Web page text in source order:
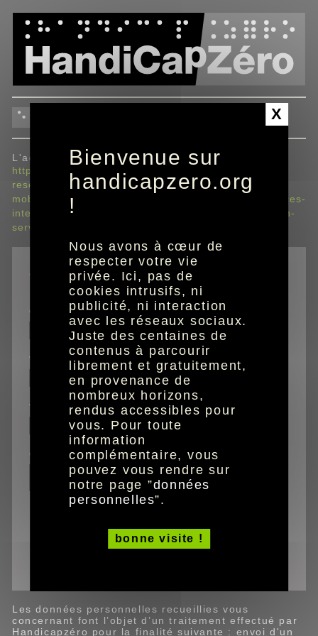
L'adresse envoyée sera :
https://www.handicapzero.org/telephonie/operateurs-
reseau/orange/loffre-mobile/offres-orange-
mobile/conditions-generales-dabonnement-des-services-
internet-et-mobiles/article-7-raccordement-et-mise-en-
service
* champs obligatoires
email de votre ami
votre prénom
votre email
commentaires
Les données personnelles recueillies vous
concernant font l’objet d’un traitement effectué par
Handicapzéro pour la finalité suivante : envoi d'un
X
Bienvenue sur
handicapzero.org
!
Nous avons à cœur de
respecter votre vie
privée. Ici, pas de
cookies intrusifs, ni
publicité, ni interaction
avec les réseaux sociaux.
Juste des centaines de
contenus à parcourir
librement et gratuitement,
en provenance de
nombreux horizons,
rendus accessibles pour
vous. Pour toute
information
complémentaire, vous
pouvez vous rendre sur
notre page ”données
personnelles”.
bonne visite !